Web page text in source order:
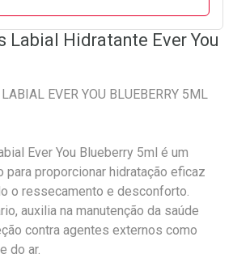
Labial Hidratante Ever You
EVER YOU BLUEBERRY 5ML
Ever You Blueberry 5ml é um
proporcionar hidratação eficaz
o ressecamento e desconforto.
auxilia na manutenção da saúde
contra agentes externos como
do ar.